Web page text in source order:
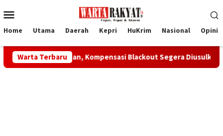
ke
Mobile
Home Utama Daerah Kepri HuKrim Nasional Opini
Warta Terbaru
Kompensasi Blackout Segera Diusulkan ke Pusat